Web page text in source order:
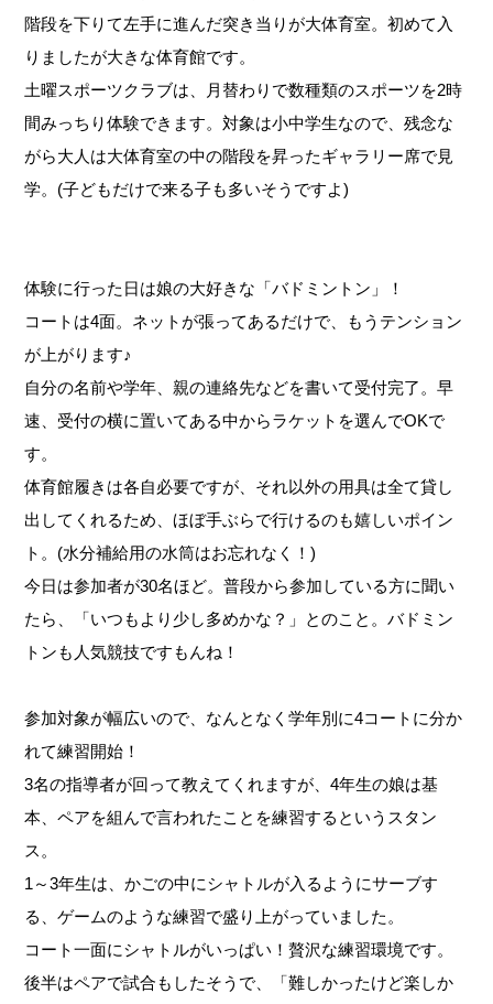
階段を下りて左手に進んだ突き当りが大体育室。初めて入
りましたが大きな体育館です。
土曜スポーツクラブは、月替わりで数種類のスポーツを2時
間みっちり体験できます。対象は小中学生なので、残念な
がら大人は大体育室の中の階段を昇ったギャラリー席で見
学。(子どもだけで来る子も多いそうですよ)
体験に行った日は娘の大好きな「バドミントン」！
コートは4面。ネットが張ってあるだけで、もうテンション
が上がります♪
自分の名前や学年、親の連絡先などを書いて受付完了。早
速、受付の横に置いてある中からラケットを選んでOKで
す。
体育館履きは各自必要ですが、それ以外の用具は全て貸し
出してくれるため、ほぼ手ぶらで行けるのも嬉しいポイン
ト。(水分補給用の水筒はお忘れなく！)
今日は参加者が30名ほど。普段から参加している方に聞い
たら、「いつもより少し多めかな？」とのこと。バドミン
トンも人気競技ですもんね！
参加対象が幅広いので、なんとなく学年別に4コートに分か
れて練習開始！
3名の指導者が回って教えてくれますが、4年生の娘は基
本、ペアを組んで言われたことを練習するというスタン
ス。
1～3年生は、かごの中にシャトルが入るようにサーブす
る、ゲームのような練習で盛り上がっていました。
コート一面にシャトルがいっぱい！贅沢な練習環境です。
後半はペアで試合もしたそうで、「難しかったけど楽しか